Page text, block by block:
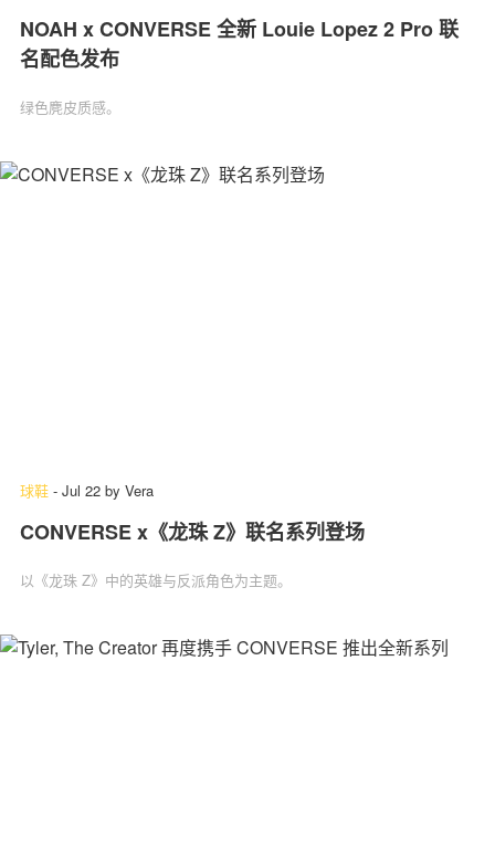
NOAH x CONVERSE 全新 Louie Lopez 2 Pro 联
名配色发布
绿色麂皮质感。
球鞋 - Jul 22 by Vera
CONVERSE x《龙珠 Z》联名系列登场
以《龙珠 Z》中的英雄与反派角色为主题。